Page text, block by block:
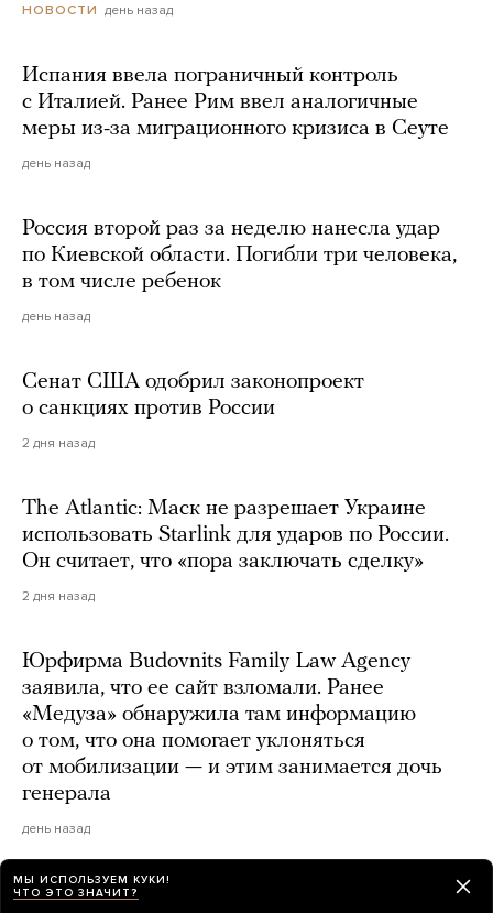
НОВОСТИ день назад
Испания ввела пограничный контроль
с Италией. Ранее Рим ввел аналогичные
меры из-за миграционного кризиса в Сеуте
день назад
Россия второй раз за неделю нанесла удар
по Киевской области. Погибли три человека,
в том числе ребенок
день назад
Сенат США одобрил законопроект
о санкциях против России
2 дня назад
The Atlantic: Маск не разрешает Украине
использовать Starlink для ударов по России.
Он считает, что «пора заключать сделку»
2 дня назад
Юрфирма Budovnits Family Law Agency
заявила, что ее сайт взломали. Ранее
«Медуза» обнаружила там информацию
о том, что она помогает уклоняться
от мобилизации — и этим занимается дочь
генерала
день назад
На Катерину Гордееву завели дело
МЫ ИСПОЛЬЗУЕМ КУКИ!
ЧТО ЭТО ЗНАЧИТ?